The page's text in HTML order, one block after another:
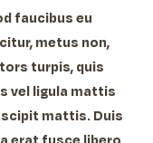
faucibus eu
metus non,
turpis, quis
vel ligula mattis
mattis. Duis